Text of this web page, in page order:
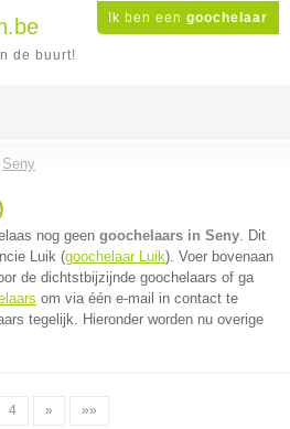
Ik ben een goochelaar
de buurt!
Seny
nog geen goochelaars in Seny. Dit
Luik (goochelaar Luik). Voer bovenaan
de dichtstbijzijnde goochelaars of ga
om via één e-mail in contact te
tegelijk. Hieronder worden nu overige
4 » »»